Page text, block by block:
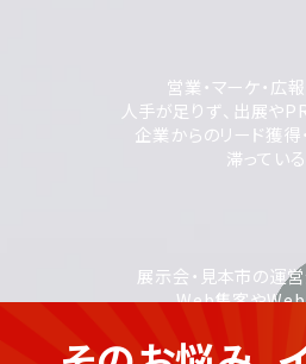
営業・マーケ・広
人手が足りず、出展や
企業からのリード獲得
滞っている
展示会・見本市の運営
Web集客や
運用に不安